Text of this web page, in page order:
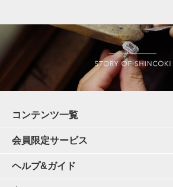
コンテンツ一覧
会員限定サービス
ヘルプ&ガイド